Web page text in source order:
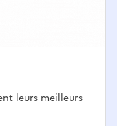
leurs meilleurs